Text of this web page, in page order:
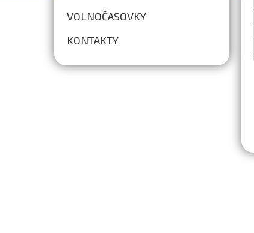
VOLNOČASOVKY
KONTAKTY